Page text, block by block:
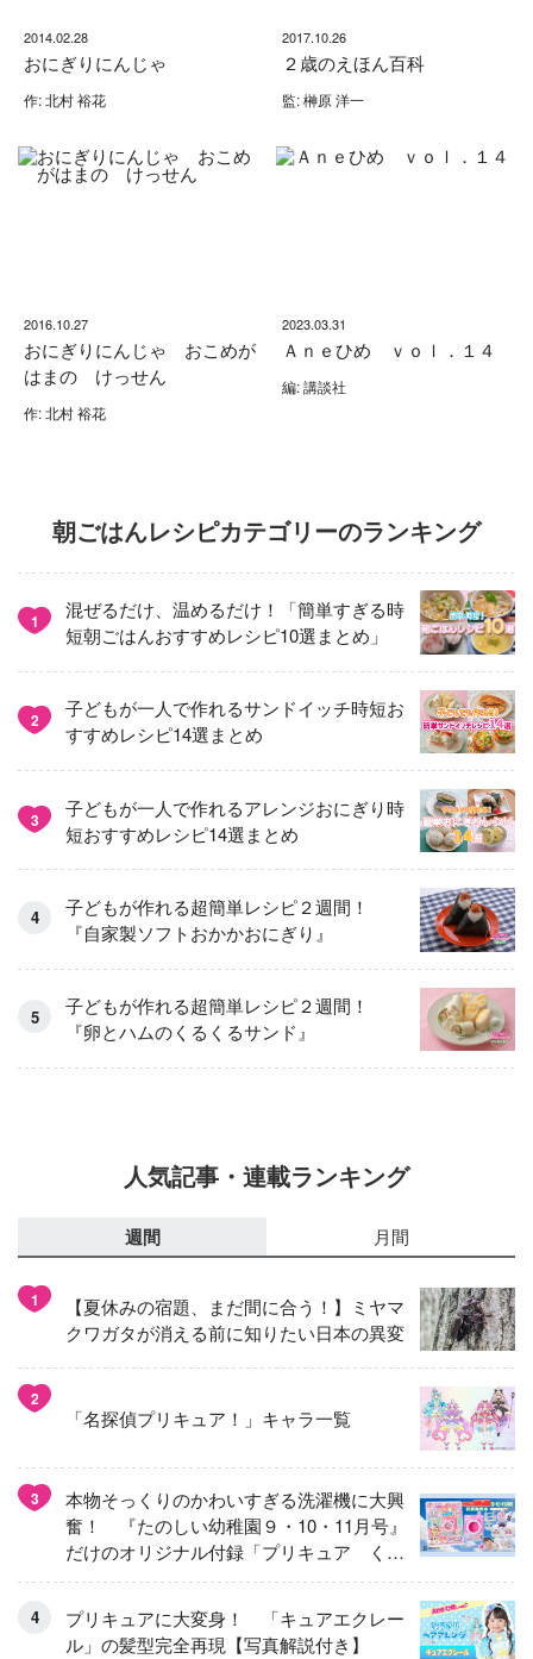
2014.02.28
おにぎりにんじゃ
作: 北村 裕花
2017.10.26
２歳のえほん百科
監: 榊原 洋一
2016.10.27
おにぎりにんじゃ おこめが
はまの けっせん
作: 北村 裕花
2023.03.31
Ａｎｅひめ ｖｏｌ．１４
編: 講談社
朝ごはんレシピカテゴリーのランキング
1
混ぜるだけ、温めるだけ！「簡単すぎる時
短朝ごはんおすすめレシピ10選まとめ」
2
子どもが一人で作れるサンドイッチ時短お
すすめレシピ14選まとめ
3
子どもが一人で作れるアレンジおにぎり時
短おすすめレシピ14選まとめ
子どもが作れる超簡単レシピ２週間！
『自家製ソフトおかかおにぎり』
子どもが作れる超簡単レシピ２週間！
『卵とハムのくるくるサンド』
人気記事・連載ランキング
週間 月間
1
【夏休みの宿題、まだ間に合う！】ミヤマ
クワガタが消える前に知りたい日本の異変
2
「名探偵プリキュア！」キャラ一覧
3
本物そっくりのかわいすぎる洗濯機に大興
奮！ 『たのしい幼稚園９・10・11月号』
だけのオリジナル付録「プリキュア くる
くるせんたくき」
プリキュアに大変身！ 「キュアエクレー
ル」の髪型完全再現【写真解説付き】